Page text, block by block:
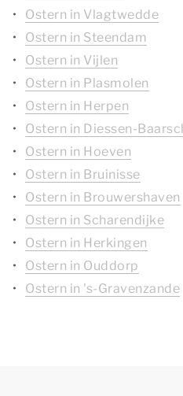
Ostern in Vlagtwedde
Ostern in Steendam
Ostern in Vijlen
Ostern in Plasmolen
Ostern in Herpen
Ostern in Diessen-
Ostern in Hoeven
Ostern in Bruinisse
Ostern in Brouwershaven
Ostern in Scharendijke
Ostern in Herkingen
Ostern in Ouddorp
Ostern in 's-Gravenzande